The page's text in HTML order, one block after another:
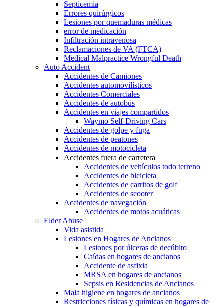
Septicemia
Errores quirúrgicos
Lesiones por quemaduras médicas
error de medicación
Infiltración intravenosa
Reclamaciones de VA (FTCA)
Medical Malpractice Wrongful Death
Auto Accident
Accidentes de Camiones
Accidentes automovilísticos
Accidentes Comerciales
Accidentes de autobús
Accidentes en viajes compartidos
Waymo Self-Driving Cars
Accidentes de golpe y fuga
Accidentes de peatones
Accidentes de motocicleta
Accidentes fuera de carretera
Accidentes de vehículos todo terreno
Accidentes de bicicleta
Accidentes de carritos de golf
Accidentes de scooter
Accidentes de navegación
Accidentes de motos acuáticas
Elder Abuse
Vida asistida
Lesiones en Hogares de Ancianos
Lesiones por úlceras de decúbito
Caídas en hogares de ancianos
Accidente de asfixia
MRSA en hogares de ancianos
Sepsis en Residencias de Ancianos
Mala higiene en hogares de ancianos
Restricciones físicas y químicas en hogares de